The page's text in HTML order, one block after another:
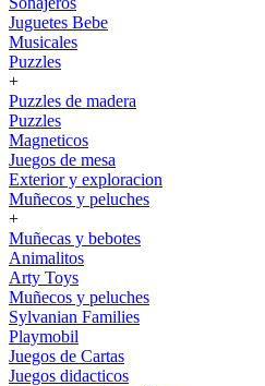
Juguetes Bebe
Musicales
Puzzles
+
Puzzles de madera
Puzzles
Magneticos
Juegos de mesa
Exterior y exploracion
Muñecos y peluches
+
Muñecas y bebotes
Animalitos
Arty Toys
Muñecos y peluches
Sylvanian Families
Playmobil
Juegos de Cartas
Juegos didacticos